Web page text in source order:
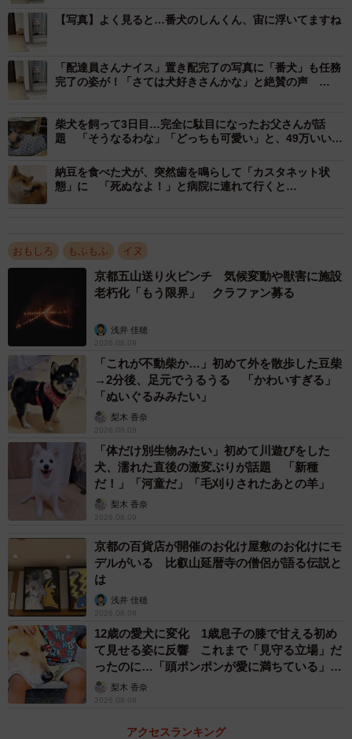
「わんちゃん写ってるw」「配達員さん絶対ワンちゃん大好
きですね。引きで撮ってる」という絶賛のリプライが多数
寄せられた「Amazon配達員さんの新作」について、ポメラ
これは「置き配指定」が楽しみになる！
実は、Amazonの配達員さんから届く「置き配」完了を知
らせる写真に可愛い「番犬」が写り込んでいたのは、今回
。多くの方が「新作」を待ち望んでいました。
「ポメちゃんがカーテンちゃんと開けて見切れてるのジワ
る」
「配達員さん、センスありすぎますね」
「これは置き配指定したくなる。毎回配達画像が楽しみで
ならない。わんちゃん来ないと配達員さんしばらく待って
たりするのかな？」
ニアンの男の子、しんくん。前回の「作品」にも登場し
た、元気で活発な自宅警備担当犬です。再びしんくんが見
切れていた「新作」について、飼い主さんに詳しくお話を
伺いました。
※配達員さんが撮影した写真は、Amazonの「置き配指定」
利用の際、商品が指定場所に配送されたことを知らせるも
の。撮影サービスは希望者のみで、プライバシー保護の必
要がある場合などは撮影されないそうです。
【写真】よく見ると…番犬のしんくん、宙に浮いてますね
「配達員さんナイス」置き配完了の写真に「番犬」も任務
完了の姿が！「さては犬好きさんかな」と絶賛の声
柴犬を飼って3日目…完全に駄目になったお父さんが話
題 「そうなるわな」「どっちも可愛い」と、49万いい
納豆を食べた犬が、突然歯を鳴らして「カスタネット状
態」に 「死ぬなよ！」と病院に連れて行くと…
おもしろ もふもふ イヌ
京都五山送り火ピンチ 気候変動や獣害に施設
老朽化「もう限界」 クラファン募る
浅井 佳穂
2026.08.09
「これが不動柴か…」初めて外を散歩した豆柴
→2分後、足元でうるうる 「かわいすぎる」
「ぬいぐるみみたい」
梨木 香奈
2026.08.09
「体だけ別生物みたい」初めて川遊びをした
犬、濡れた直後の激変ぶりが話題 「新種
だ！」「河童だ」「毛刈りされたあとの羊」
梨木 香奈
2026.08.09
京都の百貨店が開催のお化け屋敷のお化けにモ
デルがいる 比叡山延暦寺の僧侶が語る伝説と
は
浅井 佳穂
2026.08.08
12歳の愛犬に変化 1歳息子の膝で甘える初め
て見せる姿に反響 これまで「見守る立場」だ
ったのに…「頭ポンポンが愛に満ちている」
「尊…」
梨木 香奈
2026.08.08
アクセスランキング